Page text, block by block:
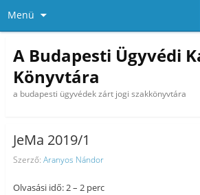
Menü
A Budapesti Ügyvédi
Könyvtára
a budapesti ügyvédek zárt jogi szakkönyvtára
JeMa 2019/1
Szerző: Aranyos Nándor
Olvasási idő: 2 – 2 perc